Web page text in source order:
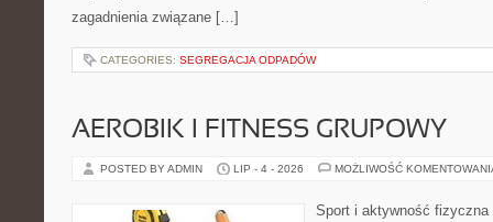
zagadnienia związane […]
CATEGORIES: SEGREGACJA ODPADÓW
AEROBIK I FITNESS GRUPOWY
POSTED BY ADMIN LIP - 4 - 2026 MOŻLIWOŚĆ
Sport i aktywność